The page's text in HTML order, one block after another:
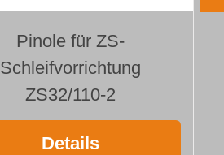
Pinole für ZS-
Schleifvorrichtung
ZS32/110-2
Details